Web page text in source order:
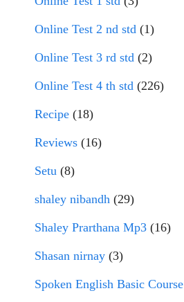
Online Test 2 nd std (1)
Online Test 3 rd std (2)
Online Test 4 th std (226)
Recipe (18)
Reviews (16)
Setu (8)
shaley nibandh (29)
Shaley Prarthana Mp3 (16)
Shasan nirnay (3)
Spoken English Basic Course